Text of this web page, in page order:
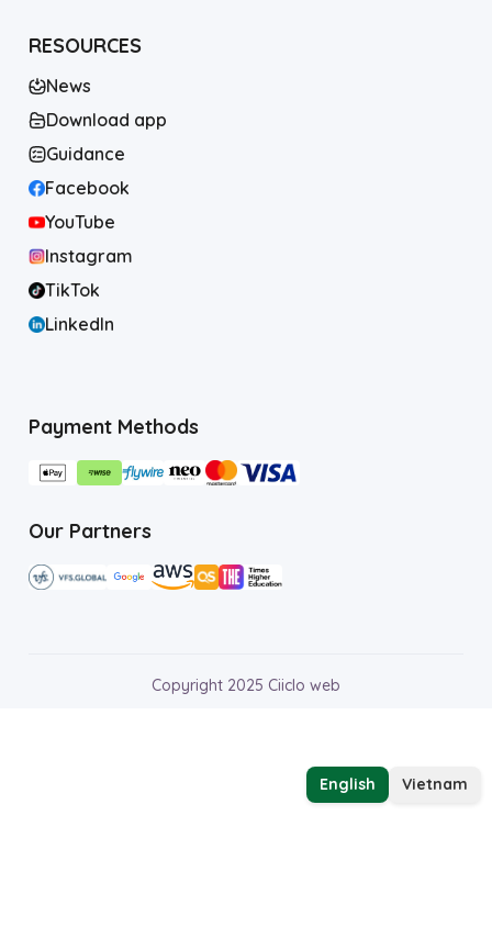
English Vietnam
RESOURCES
News
Download app
Guidance
Facebook
YouTube
Instagram
TikTok
LinkedIn
Payment Methods
Our Partners
Copyright 2025 Ciiclo web